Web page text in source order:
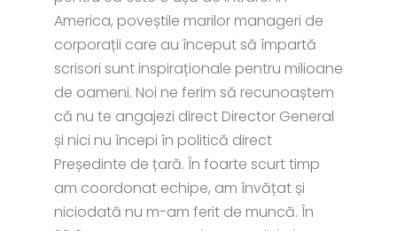
America, poveștile marilor manageri de
corporații care au început să împartă
scrisori sunt inspiraționale pentru milioane
de oameni. Noi ne ferim să recunoaștem
că nu te angajezi direct Director General
și nici nu începi în politică direct
Președinte de țară. În foarte scurt timp
am coordonat echipe, am învățat și
niciodată nu m-am ferit de muncă. În